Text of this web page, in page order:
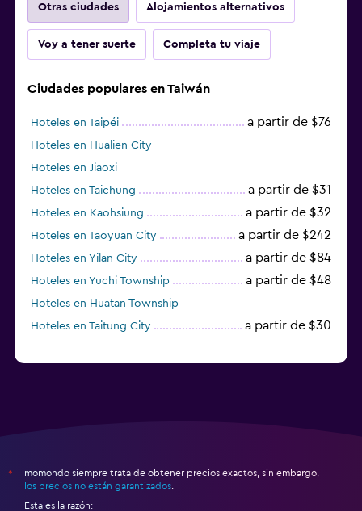
Otras ciudades Alojamientos alternativos
Voy a tener suerte Completa tu viaje
Ciudades populares en Taiwán
Hoteles en Taipéi a partir de $76
Hoteles en Hualien City
Hoteles en Jiaoxi
Hoteles en Taichung
a partir de $31
Hoteles en Kaohsiung a partir de $32
Hoteles en Taoyuan City a partir de $242
Hoteles en Yilan City a partir de $84
Hoteles en Yuchi Township a partir de $48
Hoteles en Huatan Township
Hoteles en Taitung City
a partir de $30
*
momondo siempre trata de obtener precios exactos, sin embargo,
los precios no están garantizados
Esta es la razón: